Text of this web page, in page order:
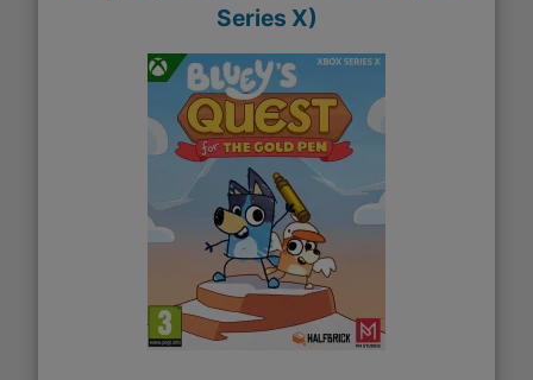
Series X)